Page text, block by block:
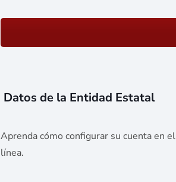
Datos de la Entidad Estatal
Aprenda cómo configurar su cuenta en
línea.